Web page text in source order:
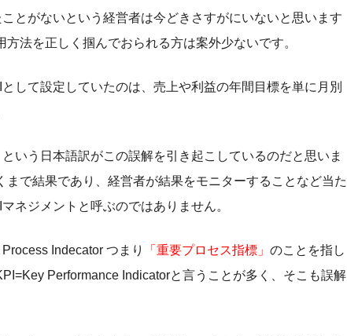
とがないという経営者は今どきさすがにいないと思います
法を正しく掴んでおられる方は案外少ないです。
して設定していたのは、売上や利益の年間目標を単に月別
という日本語訳がこの誤解を引き起こしているのだと思いま
まで結果であり、経営者が結果をモニターすることなど当た
ネジメントと呼ぶのではありません。
Indecator つまり 「重要プロセス指標」 のことを指し
Performance Indicatorと言うことが多く、そこも誤解